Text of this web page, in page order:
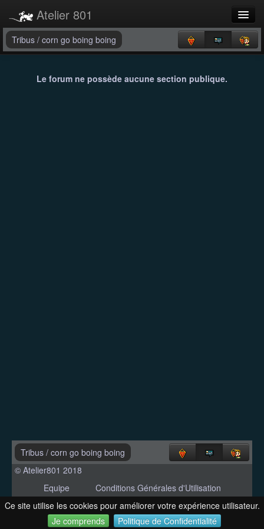
Ce site utilise les cookies pour améliorer votre expérience utilisateur.
Je comprends
Politique de Confidentialité
Atelier 801
Forums
Tribus / corn go boing boing
Le forum ne possède aucune section publique.
Tribus / corn go boing boing
© Atelier801 2018
Equipe
Conditions Générales d'Utilisation
Politique de Confidentialité
Contact
Version 1.27